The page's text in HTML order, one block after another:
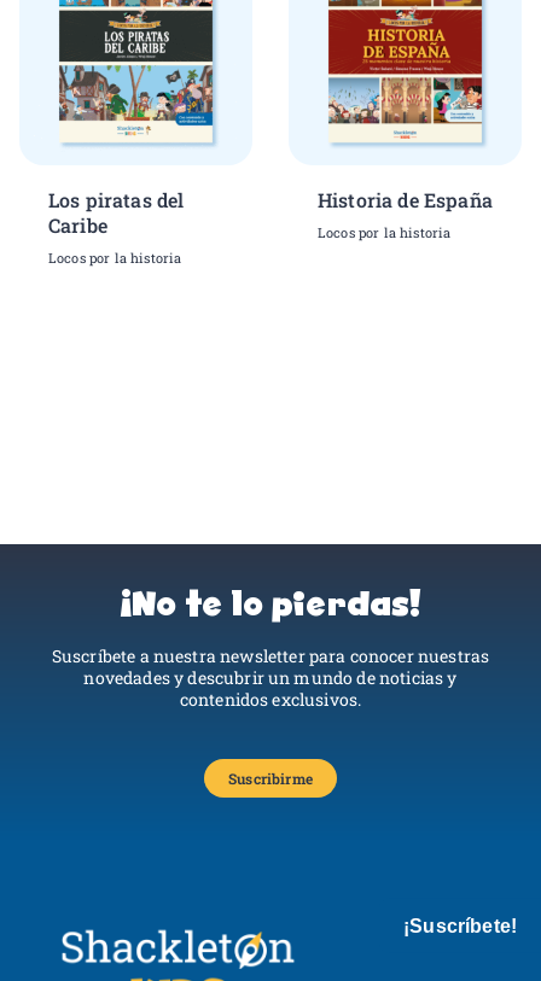
Los piratas del
Caribe
Locos por la historia
Historia de España
Locos por la historia
¡No te lo pierdas!
Suscríbete a nuestra newsletter para conocer nuestras
novedades y descubrir un mundo de noticias y
contenidos exclusivos.
Suscribirme
¡Suscríbete!